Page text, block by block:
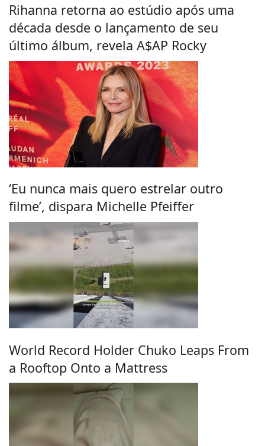
Rihanna retorna ao estúdio após uma
década desde o lançamento de seu
último álbum, revela A$AP Rocky
‘Eu nunca mais quero estrelar outro
filme’, dispara Michelle Pfeiffer
World Record Holder Chuko Leaps From
a Rooftop Onto a Mattress